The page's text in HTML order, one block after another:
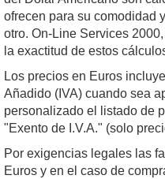
ofrecen para su comodidad
otro. On-Line Services
la exactitud de estos
Los precios en Euros
Añadido (IVA) cuando sea
personalizado el listado de
"Exento de I.V.A." (solo
Por exigencias legales las
Euros y en el caso de